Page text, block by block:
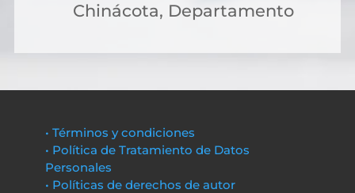
Chinácota, Departamento
• Términos y condiciones
• Política de Tratamiento de Datos
Personales
• Políticas de derechos de autor